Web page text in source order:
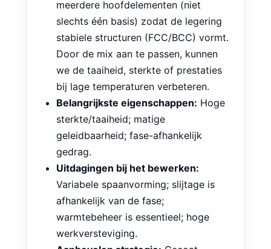
Beschrijving:HEA's mengen
meerdere hoofdelementen (niet
slechts één basis) zodat de legering
stabiele structuren (FCC/BCC) vormt.
Door de mix aan te passen, kunnen
we de taaiheid, sterkte of prestaties
bij lage temperaturen verbeteren.
Belangrijkste eigenschappen:Hoge
sterkte/taaiheid; matige
geleidbaarheid; fase-afhankelijk
gedrag.
Uitdagingen bij het bewerken:
Variabele spaanvorming; slijtage is
afhankelijk van de fase;